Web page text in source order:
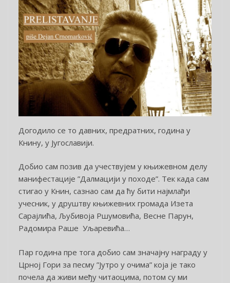
Догодило се то давних, предратних, година у
Книну, у Југославији.
Добио сам позив да учествујем у књижевном делу
манифестације ”Далмацији у походе”. Тек када сам
стигао у Книн, сазнао сам да ћу бити најмлађи
учесник, у друштву књижевних громада Изета
Сарајлића, Љубивоја Ршумовића, Весне Парун,
Радомира Раше Уљаревића…
Пар година пре тога добио сам значајну награду у
Црној Гори за песму ”Јутро у очима” која је тако
почела да живи међу читаоцима, потом су ми